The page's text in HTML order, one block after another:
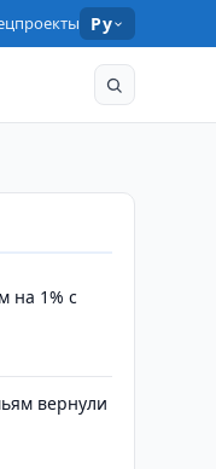
Ру
на 1% с
вернули